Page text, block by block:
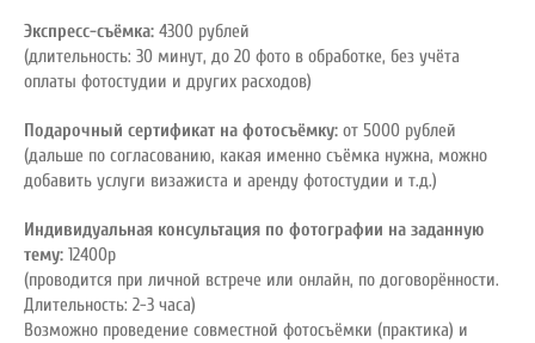
Экспресс-съёмка: 4300 рублей
(длительность: 30 минут, до 20 фото в обработке, без учёта
оплаты фотостудии и других расходов)
Подарочный сертификат на фотосъёмку: от 5000 рублей
(дальше по согласованию, какая именно съёмка нужна, можно
добавить услуги визажиста и аренду фотостудии и т.д.)
Индивидуальная консультация по фотографии на заданную
тему: 12400р
(проводится при личной встрече или онлайн, по договорённости.
Длительность: 2-3 часа)
Возможно проведение совместной фотосъёмки (практика) и